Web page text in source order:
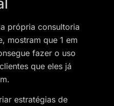
própria consultoria
mostram que 1 em
fazer o uso
que eles já
estratégias de